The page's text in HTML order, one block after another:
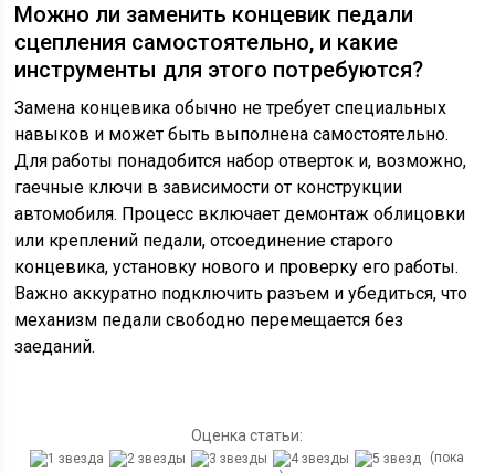
Можно ли заменить концевик педали
сцепления самостоятельно, и какие
инструменты для этого потребуются?
Замена концевика обычно не требует специальных
навыков и может быть выполнена самостоятельно.
Для работы понадобится набор отверток и, возможно,
гаечные ключи в зависимости от конструкции
автомобиля. Процесс включает демонтаж облицовки
или креплений педали, отсоединение старого
концевика, установку нового и проверку его работы.
Важно аккуратно подключить разъем и убедиться, что
механизм педали свободно перемещается без
заеданий.
Оценка статьи:
(пока